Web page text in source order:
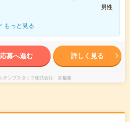
男性
もっと見る
応募へ進む 詳しく見る
テンプスタッフ株式会社 首都圏